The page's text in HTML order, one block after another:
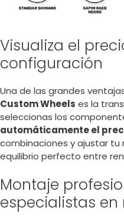
Visualiza el
configuración
Una de las grandes
Custom Wheels es la
seleccionas los
automáticamente el
combinaciones y ajustar
equilibrio perfecto entre
Montaje
especialistas en